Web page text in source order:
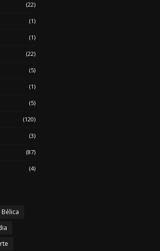
(22)
(1)
(1)
(22)
(5)
(1)
(5)
(120)
(3)
(87)
(4)
Bélica